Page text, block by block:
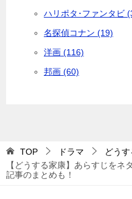
ハリポタ･ファンタビ
名探偵コナン (19)
洋画 (116)
邦画 (60)
TOP ドラマ
どう
【どうする家康】あらすじをネ
記事のまとめも！